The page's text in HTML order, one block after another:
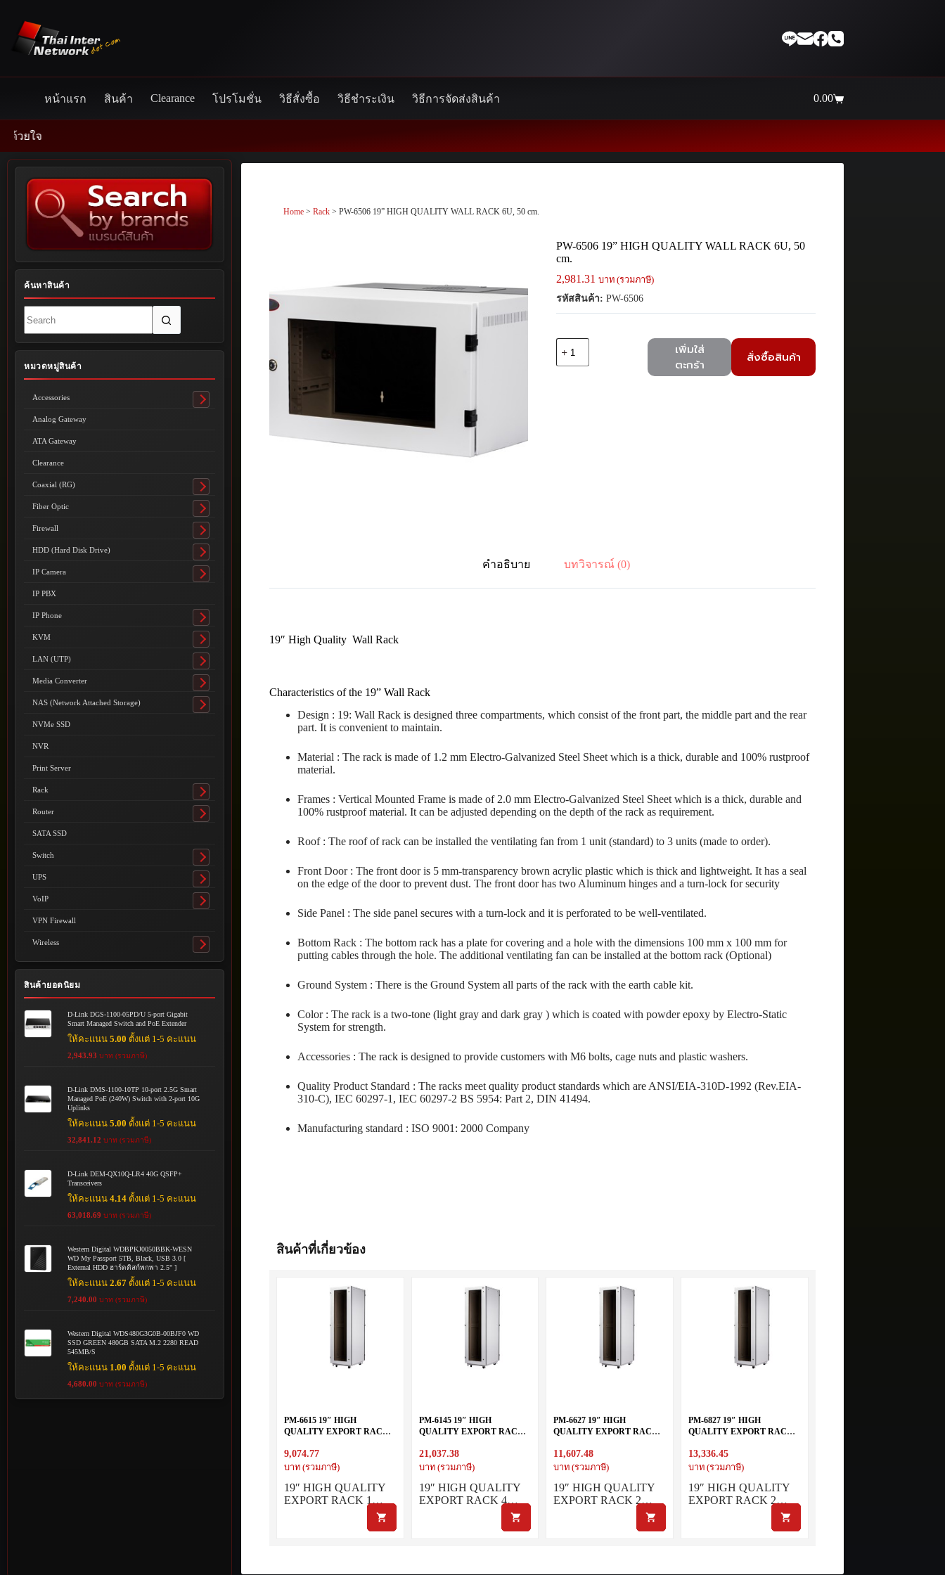
content
หน้าแรก สินค้า Clearance โปรโมชั่น วิธีสั่งซื้อ วิธีชำระเงิน วิธีการจัดส่งสินค้า
Shopping
0.00
Home >Rack > PW-6506 19” HIGH QUALITY WALL RACK 6U, 50 cm.
PW-6506 19” HIGH QUALITY WALL RACK 6U, 50
cm.
2,981.31 บาท (รวมภาษี)
รหัสสินค้า: PW-6506
เพิ่มใส่
ตะกร้า
สั่งซื้อสินค้า
คำอธิบาย บทวิจารณ์ (0)
19″ High Quality Wall Rack
Characteristics of the 19” Wall Rack
Design : 19: Wall Rack is designed three compartments, which consist of the front part, the middle part and the rear
part. It is convenient to maintain.
Material : The rack is made of 1.2 mm Electro-Galvanized Steel Sheet which is a thick, durable and 100% rustproof
material.
Frames : Vertical Mounted Frame is made of 2.0 mm Electro-Galvanized Steel Sheet which is a thick, durable and
100% rustproof material. It can be adjusted depending on the depth of the rack as requirement.
Roof : The roof of rack can be installed the ventilating fan from 1 unit (standard) to 3 units (made to order).
Front Door : The front door is 5 mm-transparency brown acrylic plastic which is thick and lightweight. It has a seal
on the edge of the door to prevent dust. The front door has two Aluminum hinges and a turn-lock for security
Side Panel : The side panel secures with a turn-lock and it is perforated to be well-ventilated.
Bottom Rack : The bottom rack has a plate for covering and a hole with the dimensions 100 mm x 100 mm for
putting cables through the hole. The additional ventilating fan can be installed at the bottom rack (Optional)
Ground System : There is the Ground System all parts of the rack with the earth cable kit.
Color : The rack is a two-tone (light gray and dark gray ) which is coated with powder epoxy by Electro-Static
System for strength.
Accessories : The rack is designed to provide customers with M6 bolts, cage nuts and plastic washers.
Quality Product Standard : The racks meet quality product standards which are ANSI/EIA-310D-1992 (Rev.EIA-
310-C), IEC 60297-1, IEC 60297-2 BS 5954: Part 2, DIN 41494.
Manufacturing standard : ISO 9001: 2000 Company
สินค้าที่เกี่ยวข้อง
PM-6615 19″ HIGH
QUALITY EXPORT RACK
9,074.77
บาท (รวมภาษี)
19″ HIGH QUALITY
EXPORT RACK 1…
PM-6145 19″ HIGH
QUALITY EXPORT RACK
21,037.38
บาท (รวมภาษี)
19″ HIGH QUALITY
EXPORT RACK 4…
PM-6627 19″ HIGH
QUALITY EXPORT RACK
11,607.48
บาท (รวมภาษี)
19″ HIGH QUALITY
EXPORT RACK 2…
PM-6827 19″ HIGH
QUALITY EXPORT RACK
13,336.45
บาท (รวมภาษี)
19″ HIGH QUALITY
EXPORT RACK 2…
ค้นหาสินค้า
results
หมวดหมู่สินค้า
Accessories
Toggle
Analog Gateway
ATA Gateway
Clearance
Coaxial (RG)
Toggle
submenu
Fiber Optic
Toggle
submenu
Firewall
Toggle
submenu
HDD (Hard Disk Drive)
Toggle
submenu
IP Camera
Toggle
IP PBX
IP Phone
Toggle
submenu
KVM
Toggle
submenu
LAN (UTP)
Toggle
submenu
Media Converter
Toggle
submenu
NAS (Network Attached Storage)
Toggle
NVMe SSD
NVR
Print Server
Rack
Toggle
submenu
Router
Toggle
SATA SSD
Switch
Toggle
submenu
UPS
Toggle
submenu
VoIP
Toggle
VPN Firewall
Wireless
Toggle
submenu
สินค้ายอดนิยม
D-Link DGS-1100-05PD/U 5-port Gigabit
Smart Managed Switch and PoE Extender
ให้คะแนน5.00 ตั้งแต่ 1-5 คะแนน
2,943.93 บาท (รวมภาษี)
D-Link DMS-1100-10TP 10-port 2.5G Smart
Managed PoE (240W) Switch with 2-port 10G
Uplinks
ให้คะแนน5.00 ตั้งแต่ 1-5 คะแนน
32,841.12 บาท (รวมภาษี)
D-Link DEM-QX10Q-LR4 40G QSFP+
Transceivers
ให้คะแนน4.14 ตั้งแต่ 1-5 คะแนน
63,018.69 บาท (รวมภาษี)
Western Digital WDBPKJ0050BBK-WESN
WD My Passport 5TB, Black, USB 3.0 [
External HDD ฮาร์ดดิสก์พกพา 2.5" ]
ให้คะแนน2.67 ตั้งแต่ 1-5 คะแนน
7,240.00 บาท (รวมภาษี)
Western Digital WDS480G3G0B-00BJF0 WD
SSD GREEN 480GB SATA M.2 2280 READ
545MB/S
ให้คะแนน 1.00 ตั้งแต่ 1-5 คะแนน
4,680.00 บาท (รวมภาษี)